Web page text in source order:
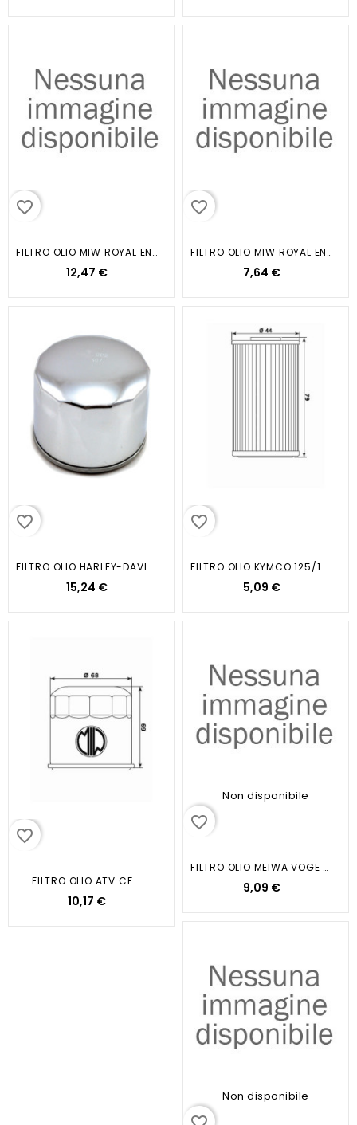
favorite_border
FILTRO OLIO MIW ROYAL ENFIELD...
12,47 €
favorite_border
FILTRO OLIO MIW ROYAL ENFIELD...
7,64 €
favorite_border
FILTRO OLIO HARLEY-DAVION (CROMATO)
15,24 €
favorite_border
FILTRO OLIO KYMCO 125/150 GRANDINK
5,09 €
favorite_border
FILTRO OLIO ATV CF...
10,17 €
Non disponibile
favorite_border
FILTRO OLIO MEIWA VOGE 400 SR4
9,09 €
Non disponibile